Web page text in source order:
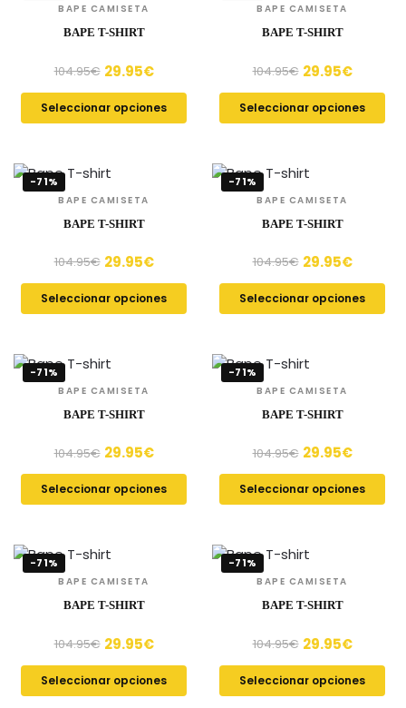
BAPE CAMISETA
BAPE T-SHIRT
104.95€ 29.95€
Seleccionar opciones
BAPE CAMISETA
BAPE T-SHIRT
104.95€ 29.95€
Seleccionar opciones
-71%
BAPE CAMISETA
BAPE T-SHIRT
104.95€ 29.95€
Seleccionar opciones
-71%
BAPE CAMISETA
BAPE T-SHIRT
104.95€ 29.95€
Seleccionar opciones
-71%
BAPE CAMISETA
BAPE T-SHIRT
104.95€ 29.95€
Seleccionar opciones
-71%
BAPE CAMISETA
BAPE T-SHIRT
104.95€ 29.95€
Seleccionar opciones
-71%
BAPE CAMISETA
BAPE T-SHIRT
104.95€ 29.95€
Seleccionar opciones
-71%
BAPE CAMISETA
BAPE T-SHIRT
104.95€ 29.95€
Seleccionar opciones